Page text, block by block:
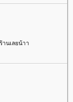
นเลยน้าา